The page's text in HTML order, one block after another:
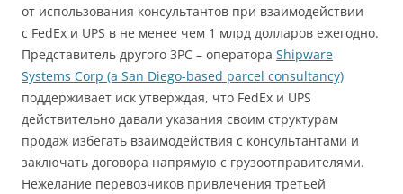
от использования консультантов при взаимодействии
с FedEx и UPS в не менее чем 1 млрд долларов ежегодно.
Представитель другого 3PC – оператора Shipware
Systems Corp (a San Diego-based parcel consultancy)
поддерживает иск утверждая, что FedEx и UPS
действительно давали указания своим структурам
продаж избегать взаимодействия с консультантами и
заключать договора напрямую с грузоотправителями.
Нежелание перевозчиков привлечения третьей